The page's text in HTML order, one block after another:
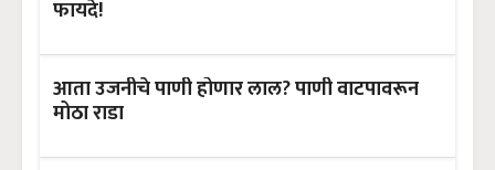
फायदे!
आता उजनीचे पाणी होणार लाल? पाणी वाटपावरून
मोठा राडा